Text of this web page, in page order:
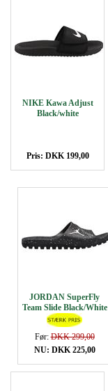
NIKE Kawa Adjust
Black/white
Pris: DKK 199,00
JORDAN SuperFly
Team Slide Black/White
Før:DKK 299,00
NU: DKK 225,00